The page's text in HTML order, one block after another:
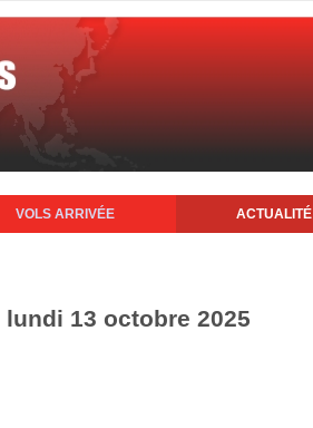
VOLS ARRIVÉE ACTUALITÉ
13 octobre 2025